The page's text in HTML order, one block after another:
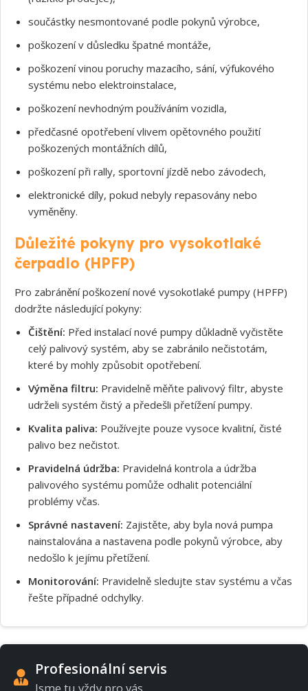
součástky nesmontované podle pokynů výrobce,
poškození v důsledku špatné montáže,
poškození vinou poruchy mazacího, sání, výfukového
systému nebo elektroinstalace,
poškození nevhodným používáním vozidla,
předčasné opotřebení vlivem opětovného použití
poškozených montážních dílů,
poškození při rally, sportovní jízdě nebo závodech,
elektronické díly, pokud nebyly repasovány nebo
vyměněny.
Důležité pokyny pro vysokotlaké
čerpadlo (HPFP)
Pro zabránění poškození nové vysokotlaké pumpy (HPFP)
dodržte následující pokyny:
Čištění: Před instalací nové pumpy důkladně vyčistěte
celý palivový systém, aby se zabránilo nečistotám,
které by mohly způsobit opotřebení.
Výměna filtru: Pravidelně měňte palivový filtr, abyste
udrželi systém čistý a předešli přetížení pumpy.
Kvalita paliva: Používejte pouze vysoce kvalitní, čisté
palivo bez nečistot.
Pravidelná údržba: Pravidelná kontrola a údržba
palivového systému pomůže odhalit potenciální
problémy včas.
Správné nastavení: Zajistěte, aby byla nová pumpa
nainstalována a nastavena podle pokynů výrobce, aby
nedošlo k jejímu přetížení.
Monitorování: Pravidelně sledujte stav systému a včas
řešte případné odchylky.
Profesionální servis
Jsme tu vždy pro vás
Souhlasím s GDPR